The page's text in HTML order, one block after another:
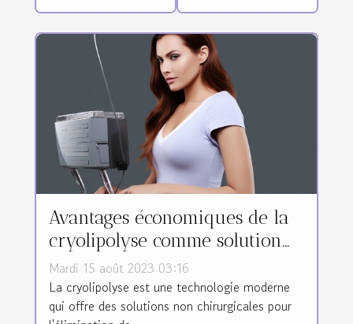
Avantages économiques de la
cryolipolyse comme solution
non chirurgicale pour
l'élimination de la graisse
Mardi 15 août 2023 03:16
La cryolipolyse est une technologie moderne
qui offre des solutions non chirurgicales pour